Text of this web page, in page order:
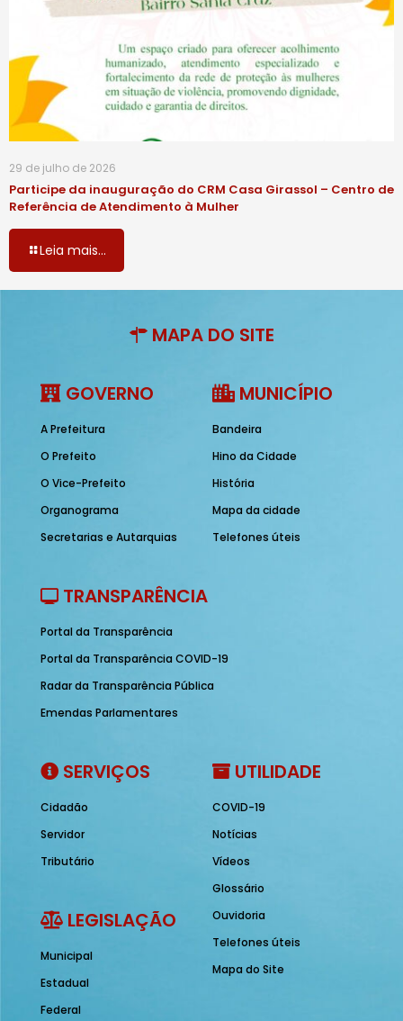
29 de julho de 2026
Participe da inauguração do CRM Casa Girassol – Centro de
Referência de Atendimento à Mulher
Leia mais...
MAPA DO SITE
GOVERNO
A Prefeitura
O Prefeito
O Vice-Prefeito
Organograma
Secretarias e Autarquias
MUNICÍPIO
Bandeira
Hino da Cidade
História
Mapa da cidade
Telefones úteis
TRANSPARÊNCIA
Portal da Transparência
Portal da Transparência COVID-19
Radar da Transparência Pública
Emendas Parlamentares
SERVIÇOS
Cidadão
Servidor
Tributário
LEGISLAÇÃO
Municipal
Estadual
Federal
UTILIDADE
COVID-19
Notícias
Vídeos
Glossário
Ouvidoria
Telefones úteis
Mapa do Site